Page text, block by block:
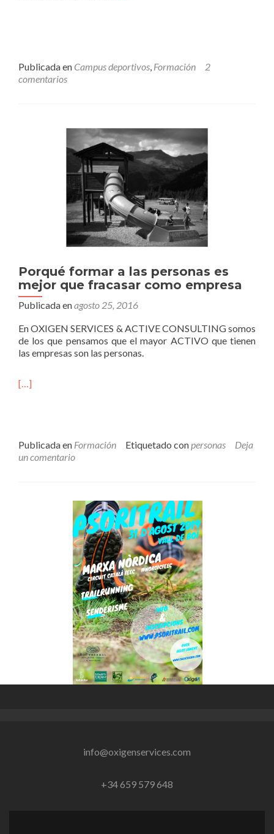
Publicada en Campus deportivos, Formación
2
comentarios
Porqué formar a las personas es
mejor que fracasar como empresa
Publicada enagosto 25, 2016
En OXIGEN SERVICES & ACTIVE CONSULTING somos
de los que pensamos que el mayor ACTIVO que tienen
las empresas son las personas.
[…]
Publicada en Formación Etiquetado conpersonas
Deja
un comentario
info@oxigenservices.com
+34 659 579 648